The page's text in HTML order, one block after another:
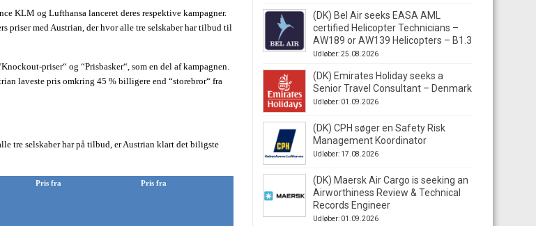
KLM og Lufthansa lanceret deres respektive kampagner.
priser med Austrian, der hvor alle tre selskaber har tilbud til
priser“ og “Prisbasker“, som en del af kampagnen.
laveste pris omkring 45 % billigere end “storebror“ fra
tre selskaber har på tilbud, er Austrian klart det biligste
Pris fra Pris fra
(DK) Bel Air seeks EASA AML
certified Helicopter Technicians –
AW189 or AW139 Helicopters – B1.3
Udløber: 25.08.2026
(DK) Emirates Holiday seeks a
Senior Travel Consultant – Denmark
Udløber: 01.09.2026
(DK) CPH søger en Safety Risk
Management Koordinator
Udløber: 17.08.2026
(DK) Maersk Air Cargo is seeking an
Airworthiness Review & Technical
Records Engineer
Udløber: 01.09.2026